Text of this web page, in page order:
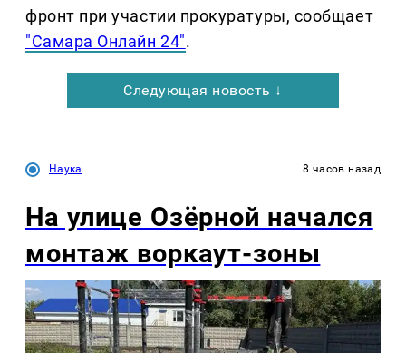
фронт при участии прокуратуры, сообщает
"Самара Онлайн 24".
Следующая новость ↓
Наука 8 часов назад
На улице Озëрной начался
монтаж воркаут-зоны